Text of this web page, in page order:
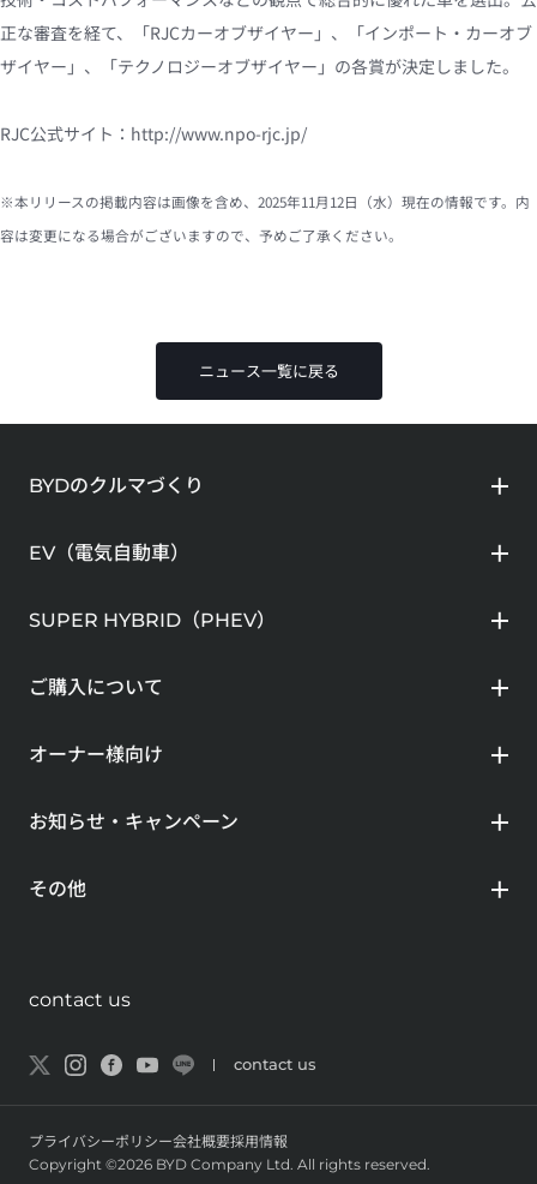
正な審査を経て、「RJCカーオブザイヤー」、「インポート・カーオブ
ザイヤー」、「テクノロジーオブザイヤー」の各賞が決定しました。
RJC公式サイト： http://www.npo-rjc.jp/
※本リリースの掲載内容は画像を含め、2025年11月12日（水）現在の情報です。内
容は変更になる場合がございますので、予めご了承ください。
ニュース一覧に戻る
BYDのクルマづくり
EV（電気自動車）
SUPER HYBRID（PHEV）
ご購入について
オーナー様向け
お知らせ・キャンペーン
その他
contact us
contact us
プライバシーポリシー会社概要採用情報
Copyright ©2026 BYD Company Ltd. All rights reserved.